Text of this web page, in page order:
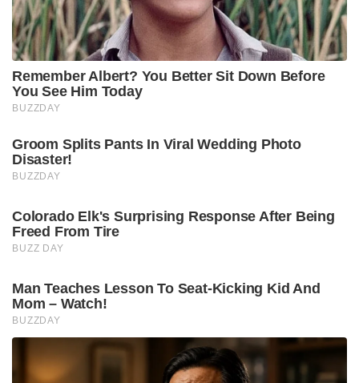
Remember Albert? You Better Sit Down Before
You See Him Today
BUZZDAY
Groom Splits Pants In Viral Wedding Photo
Disaster!
BUZZDAY
Colorado Elk's Surprising Response After Being
Freed From Tire
BUZZ DAY
Man Teaches Lesson To Seat-Kicking Kid And
Mom – Watch!
BUZZDAY